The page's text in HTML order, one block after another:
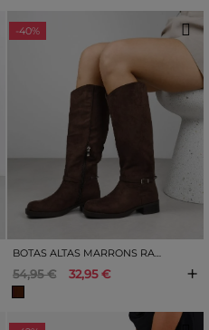
-40%
BOTAS ALTAS MARRONS RASAS COM PEÇA DE METAL
54,95 € 32,95 € +